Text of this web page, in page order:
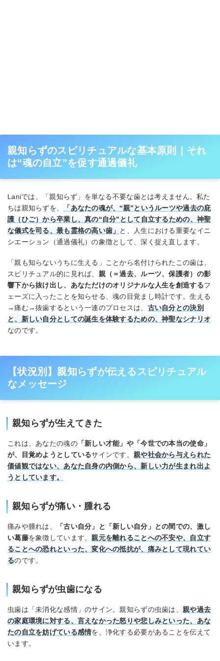
親知らずのスピリチュアルな基本原則｜それ
は“魂の自立”を促す通過儀礼
Laniでは、「親知らず」を単なる不要な歯とは考えません。私た
ちは親知らずを、
「あなたの魂が、“親”というルーツや過去の庇
護（ひご）から卒業し、真の“自分”として自立するための、神聖
な儀式を司る、最も霊格の高い歯」 と、人生における重要なイニ
シエーション（通過儀礼）の象徴として、深く捉え直します。
「親も知らないうちに生える」ことから名付けられたこの歯は、
スピリチュアル的に見れば、 親（＝過去、ルーツ、保護者）の影
響下から抜け出し、あなただけのオリジナルな人生を創造するフ
ェーズに入ったことを知らせる、魂の目覚まし時計です。生える
→痛む→抜歯するという一連のプロセスは、 古い自分との決別
と、新しい自分としての誕生を体験するための、神聖なシナリオ
なのです。
【状況別】親知らずが伝えるスピリチュアル
なメッセージ
親知らずが生えてきた
これは、あなたの魂の「新しい才能」や「今世での本当の使命」
が、目覚めようとしているサインです。親や社会から与えられた
価値観ではない、あなた自身の内側から、新しい力が生まれ出よ
うとしています。
親知らずが痛い・腫れる
痛みや腫れは、
「古い自分」と「新しい自分」との間での、激し
い葛藤を象徴しています。親元を離れることへの不安や、自立す
ることへの恐れといった、変化への抵抗が、痛みとして現れてい
るのです。
親知らずが虫歯になる
虫歯は「未消化な感情」のサイン。親知らずの虫歯は、 親や過去
の家庭環境に対する、言えなかった怒りや悲しみといった、あな
たの自立を妨げている感情を、浄化する必要があることを伝えて
います。